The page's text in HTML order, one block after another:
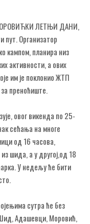
ЛЕТЊИ ДАНИ,
пут. Организатор
кампом, планира низ
активности, а ових
им је поклонио ЖТП
преноћиште.
овог викенда по 25-
сећања на многе
од 16 часова,
шида, а у другој,од 18
У недељу ће бити
сутра ће без
Адашевци, Моровић,